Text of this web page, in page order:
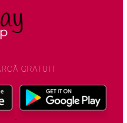
GRATUIT